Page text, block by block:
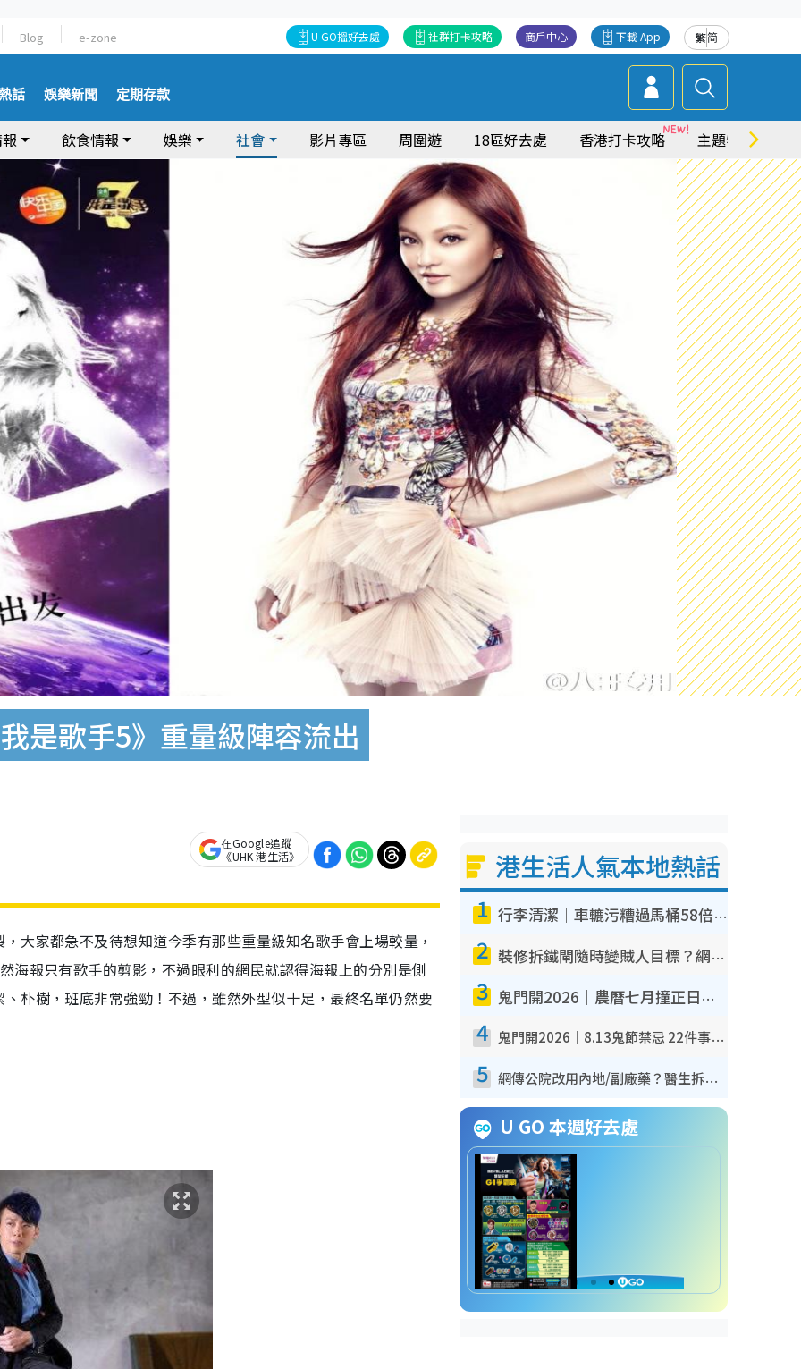
Blog e-zone 繁简
下載 App
商戶中心
社群打卡攻略
U GO搵好去處
話 娛樂新聞 定期存款
飲食情報 娛樂 社會 影片專區 周圍遊 18區好去處 香港打卡攻略 主題特集
是歌手5》重量級陣容流出
在Google追蹤
《UHK 港生活》
大家都急不及待想知道今季有那些重量級知名歌手會上場較量，
海報只有歌手的剪影，不過眼利的網民就認得海報上的分別是側
朴樹，班底非常強勁！不過，雖然外型似十足，最終名單仍然要
港生活人氣本地熱話
1 行李清潔｜車轆污糟過馬桶58倍！專家警告忌用酒精抹 教1招免污手除菌
2 裝修拆鐵閘隨時變賊人目標？網民揭2大關鍵用途：裝新式等於白裝？附新舊鐵閘分別
3 鬼門開2026｜農曆七月撞正日全食特別邪？專家警告切忌做一事！揭4大禁忌+2招保平安
4 鬼門開2026｜8.13鬼節禁忌 22件事唔做得！燒肉、刺身要少食？半夜勿吹口哨/打呢個電話
5 網傳公院改用內地/副廠藥？醫生拆解正副廠分別 揭4類人換藥隨時出事
U GO 本週好去處